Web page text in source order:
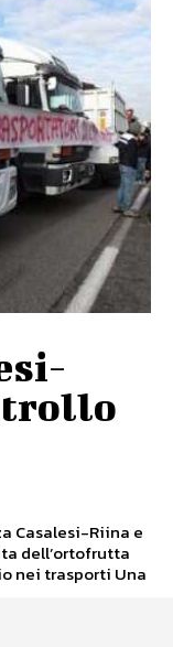
Casalesi-Riina e
dell’ortofrutta
nei trasporti Una